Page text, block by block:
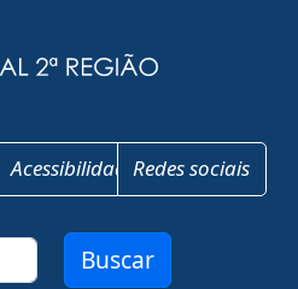
AcessibilidadeRedes sociais
Buscar